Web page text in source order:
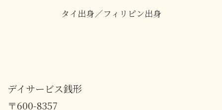
タイ出身／フィリピン出身
デイサービス銭形
〒600-8357